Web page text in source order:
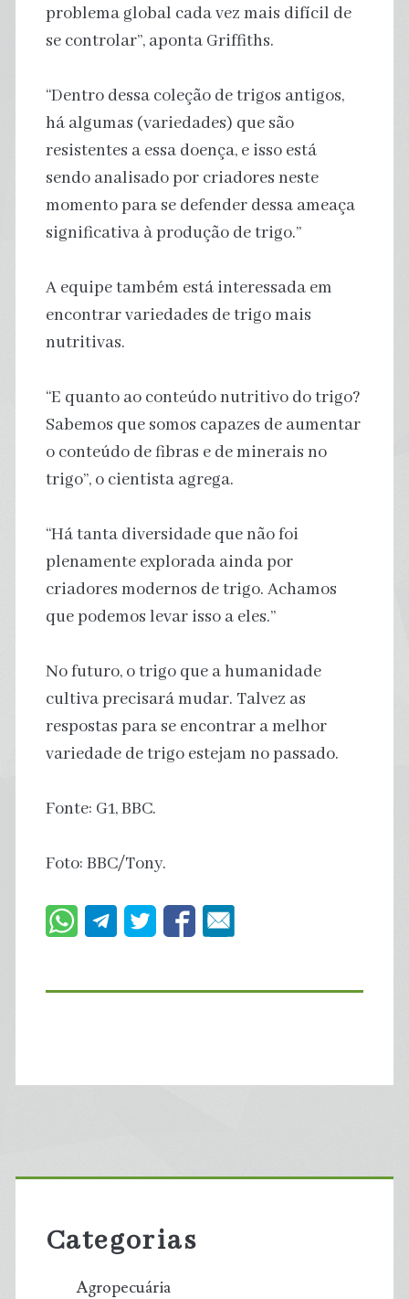
problema global cada vez mais difícil de
se controlar”, aponta Griffiths.
“Dentro dessa coleção de trigos antigos,
há algumas (variedades) que são
resistentes a essa doença, e isso está
sendo analisado por criadores neste
momento para se defender dessa ameaça
significativa à produção de trigo.”
A equipe também está interessada em
encontrar variedades de trigo mais
nutritivas.
“E quanto ao conteúdo nutritivo do trigo?
Sabemos que somos capazes de aumentar
o conteúdo de fibras e de minerais no
trigo”, o cientista agrega.
“Há tanta diversidade que não foi
plenamente explorada ainda por
criadores modernos de trigo. Achamos
que podemos levar isso a eles.”
No futuro, o trigo que a humanidade
cultiva precisará mudar. Talvez as
respostas para se encontrar a melhor
variedade de trigo estejam no passado.
Fonte: G1, BBC.
Foto: BBC/Tony.
Primary
Sidebar
Categorias
Agropecuária